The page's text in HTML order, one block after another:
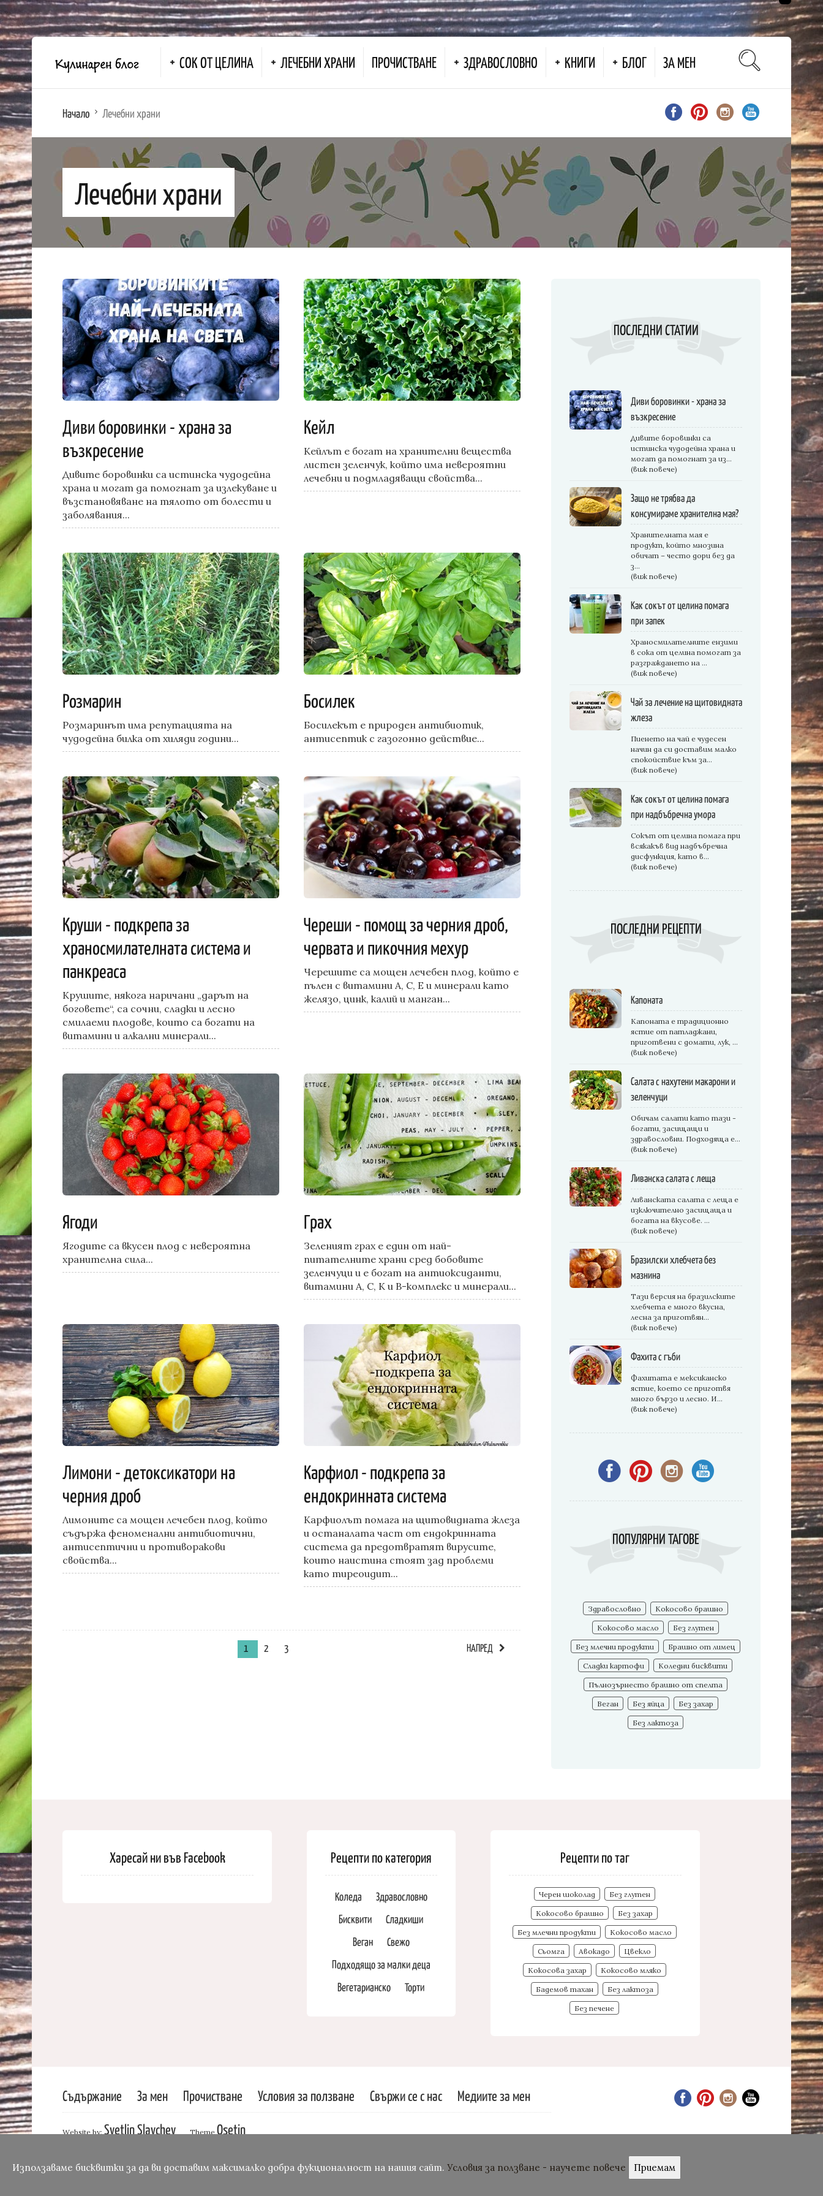
СОК ОТ ЦЕЛИНА ЛЕЧЕБНИ ХРАНИ ПРОЧИСТВАНЕ ЗДРАВОСЛОВНО КНИГИ БЛОГ ЗА МЕН
Начало Лечебни храни
Лечебни храни
Диви боровинки - храна за
възкресение
Дивите боровинки са истинска чудодейна
храна и могат да помогнат за излекуване и
възстановяване на тялото от болести и
заболявания...
Кейл
Кейлът е богат на хранителни вещества
листен зеленчук, който има невероятни
лечебни и подмладяващи свойства...
Розмарин
Розмаринът има репутацията на
чудодейна билка от хиляди години...
Босилек
Босилекът е природен антибиотик,
антисептик с газогонно действие...
Круши - подкрепа за
храносмилателната система и
панкреаса
Крушите, някога наричани „дарът на
боговете“, са сочни, сладки и лесно
смилаеми плодове, които са богати на
витамини и алкални минерали...
Череши - помощ за черния дроб,
червата и пикочния мехур
Черешите са мощен лечебен плод, който е
пълен с витамини А, С, Е и минерали като
желязо, цинк, калий и манган...
Ягоди
Ягодите са вкусен плод с невероятна
хранителна сила...
Грах
Зеленият грах е един от най-
питателните храни сред бобовите
зеленчуци и е богат на антиоксиданти,
витамини А, С, К и В-комплекс и минерали...
Лимони - детоксикатори на
черния дроб
Лимоните са мощен лечебен плод, който
съдържа феноменални антибиотични,
антисептични и противоракови
свойства...
Карфиол - подкрепа за
ендокринната система
Карфиолът помага на щитовидната жлеза
и останалата част от ендокринната
система да предотвратят вирусите,
които наистина стоят зад проблеми
като тиреоидит...
1 2 3 НАПРЕД
ПОСЛЕДНИ СТАТИИ
Диви боровинки - храна за
възкресение
Дивите боровинки са
истинска чудодейна храна и
могат да помогнат за из...
(виж повече)
Защо не трябва да
консумираме хранителна мая?
Хранителната мая е
продукт, който мнозина
обичат – често дори без да
з...
(виж повече)
Как сокът от целина помага
при запек
Храносмилателните ензими
в сока от целина помогат за
разграждането на ...
(виж повече)
Чай за лечение на щитовидната
жлеза
Пиенето на чай е чудесен
начин да си доставим малко
спокойствие към за...
(виж повече)
Как сокът от целина помага
при надбъбречна умора
Сокът от целина помага при
всякакъв вид надбъбречна
дисфункция, като в...
(виж повече)
ПОСЛЕДНИ РЕЦЕПТИ
Капоната
Капоната е традиционно
ястие от патладжани,
приготвени с домати, лук, ...
(виж повече)
Салата с нахутени макарони и
зеленчуци
Обичам салати като тази -
богати, засищащи и
здравословни. Подходяща е...
(виж повече)
Ливанска салата с леща
Ливанската салата с леща е
изключително засищаща и
богата на вкусове. ...
(виж повече)
Бразилски хлебчета без
мазнина
Тази версия на бразилските
хлебчета е много вкусна,
лесна за приготвян...
(виж повече)
Фахита с гъби
Фахитата е мексиканско
ястие, което се приготвя
много бързо и лесно. И...
(виж повече)
ПОПУЛЯРНИ ТАГОВЕ
Здравословно Кокосово брашно
Кокосово масло Без глутен
Без млечни продукти Брашно от лимец
Сладки картофи Коледни бисквити
Пълнозърнесто брашно от спелта
Веган Без яйца Без захар
Без лактоза
Харесай ни във Facebook Рецепти по категория
Коледа
Здравословно
Бисквити
Сладкиши
Веган
Свежо
Подходящо за малки деца
Вегетарианско
Торти
Рецепти по таг
Черен шоколад Без глутен
Кокосово брашно Без захар
Без млечни продукти Кокосово масло
Сьомга Авокадо Цвекло
Кокосова захар Кокосово мляко
Бадемов тахан Без лактоза
Без печене
Съдържание За мен Прочистване Условия за ползване Свържи се с нас Медиите за мен
Website by:Svetlin Slavchev ThemeOsetin
Използаваме бисквитки за да ви доставим максималко добра фукционалност на нашия сайт. Условия за ползване - научете повече